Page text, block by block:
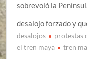
sobrevoló la
desalojo forzado y
desalojos protestas
el tren maya
tren